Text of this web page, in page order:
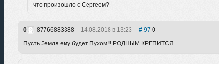
что произошло с Сергеем?
0 87766883388 14.08.2018 в 13:23 97 0
Пусть Земля ему будет Пухом!!! РОДНЫМ КРЕПИТСЯ